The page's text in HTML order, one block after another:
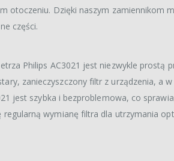
otoczeniu. Dzięki naszym zamiennikom
części.
Philips AC3021 jest niezwykle prostą
zanieczyszczony filtr z urządzenia, a
jest szybka i bezproblemowa, co
wymianę filtra dla utrzymania